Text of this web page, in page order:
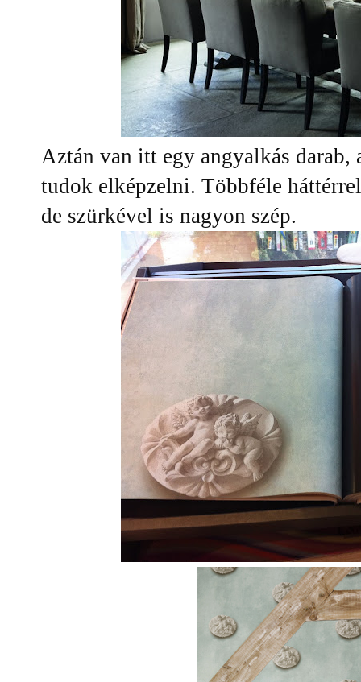
Aztán van itt egy angyalkás darab,
tudok elképzelni. Többféle
de szürkével is nagyon szép.